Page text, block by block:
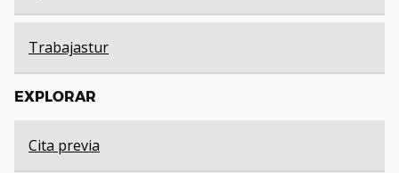
Trabajastur
EXPLORAR
Cita previa